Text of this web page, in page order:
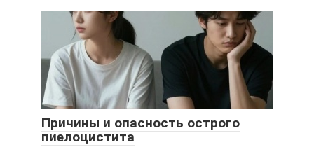
Причины и опасность острого
пиелоцистита